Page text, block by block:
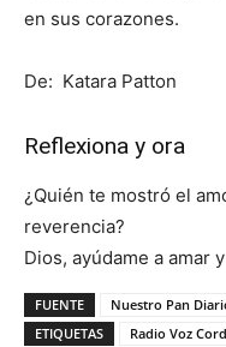
en sus corazones.
De: Katara Patton
Reflexiona y ora
¿Quién te mostró el
reverencia?
Dios, ayúdame a amar
FUENTE
Nuestro Pan
ETIQUETAS
Radio Voz